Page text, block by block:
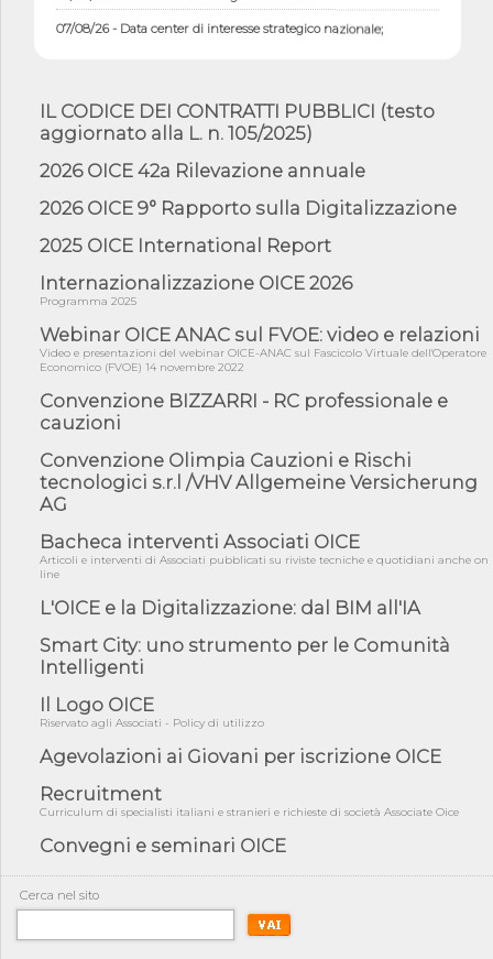
07/08/26 - Data center di interesse strategico nazionale;
interventi pe...
07/08/26 - Ponte sullo Stretto di Messina: deliberata la
sussistenza di...
07/08/26 - Tunnel Brennero, dal Cipess via libera al quinto lotto
06/08/26 - Istat, produzione industriale in calo dell'1% a giugno,
con ...
riqualificazione sism...
06/08/26 - CdM: approvato il d.lgs. di adeguamento all’AI Act in
06/08/26 - DDL delegazione europea in Cdm per recepimento
norme UE in m...
05/08/26 - DL Infrastrutture e PNRR è legge: approvata oggi la
fiducia...
05/08/26 - Focus OICE sul DDL di riforma della responsabilità
05/08/26 - Anac: pubblicata la Relazione illustrativa al Bando tipo
2 s...
05/08/26 - SAVE THE DATE: Assemblea Pubblica Confindustria
05/08/26 - Successo OICE per il bando della Città metropolitana
di Reg...
05/08/26 - Lettera OICE per il bando della Giunta Regionale della
Campa...
04/08/26 - DL PA: previste cancellazioni da elenchi professionisti
per ...
04/08/26 - International Sustainable Buildings Competition -
COP31, An...
04/08/26 - CdS, project financing: progetto di fattibilità da
04/08/26 - Rapporto Anac corruzione 2020-2026: procedimenti
penali per ...
04/08/26 - CdS: partecipazione alla gara non equivale ad
IL CODICE DEI CONTRATTI PUBBLICI (testo
aggiornato alla L. n. 105/2025)
2026 OICE 42a Rilevazione annuale
2026 OICE 9° Rapporto sulla Digitalizzazione
2025 OICE International Report
Internazionalizzazione OICE 2026
Programma 2025
Webinar OICE ANAC sul FVOE: video e relazioni
Video e presentazioni del webinar OICE-ANAC sul Fascicolo Virtuale dell'Operatore
Economico (FVOE) 14 novembre 2022
Convenzione BIZZARRI - RC professionale e
cauzioni
Convenzione Olimpia Cauzioni e Rischi
tecnologici s.r.l /VHV Allgemeine Versicherung
AG
Bacheca interventi Associati OICE
Articoli e interventi di Associati pubblicati su riviste tecniche e quotidiani anche on
line
L'OICE e la Digitalizzazione: dal BIM all'IA
Smart City: uno strumento per le Comunità
Intelligenti
Il Logo OICE
Riservato agli Associati - Policy di utilizzo
Agevolazioni ai Giovani per iscrizione OICE
Recruitment
Curriculum di specialisti italiani e stranieri e richieste di società Associate Oice
Convegni e seminari OICE
Cerca nel sito